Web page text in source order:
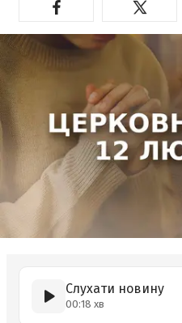
Слухати новину
00:18 хв